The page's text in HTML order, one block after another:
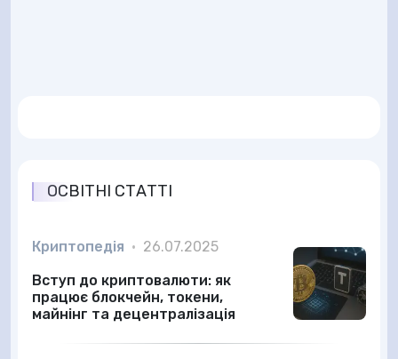
ОСВІТНІ СТАТТІ
Криптопедія • 26.07.2025
Вступ до криптовалюти: як
працює блокчейн, токени,
майнінг та децентралізація